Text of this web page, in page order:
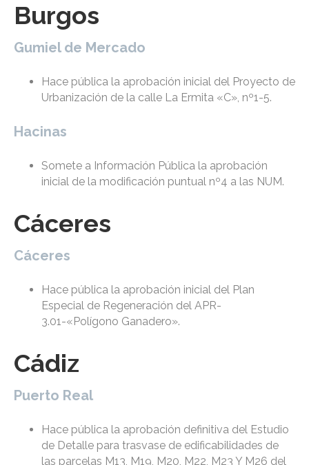
Burgos
Gumiel de Mercado
Hace pública la aprobación inicial del Proyecto de
Urbanización de la calle La Ermita «C», nº1-5.
Hacinas
Somete a Información Pública la aprobación
inicial de la modificación puntual nº4 a las NUM.
Cáceres
Cáceres
Hace pública la aprobación inicial del Plan
Especial de Regeneración del APR-
3.01-«Polígono Ganadero».
Cádiz
Puerto Real
Hace pública la aprobación definitiva del Estudio
de Detalle para trasvase de edificabilidades de
las parcelas M13, M19, M20, M22, M23 Y M26 del